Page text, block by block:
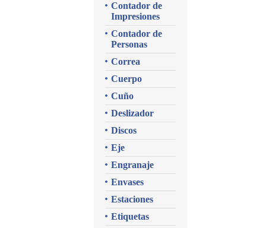
Contador de
Impresiones
Contador de
Personas
Correa
Cuerpo
Cuño
Deslizador
Discos
Eje
Engranaje
Envases
Estaciones
Etiquetas